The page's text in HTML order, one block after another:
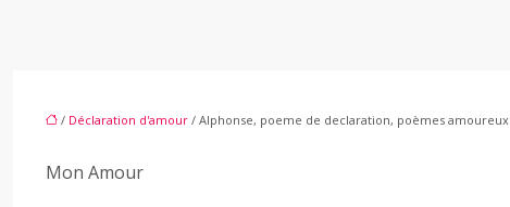
/ Déclaration d'amour / Alphonse, poeme de declaration, poèmes amoureux
Mon Amour